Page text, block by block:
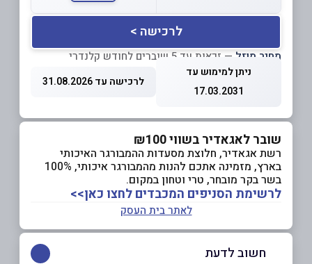
לרכישה >
מחיר מוזל — זכאות עד 5 שוברים לחודש קלנדרי
ניתן למימוש עד
17.03.2031
לרכישה עד 31.08.2026
שובר לאגאדיר בשווי ₪100
רשת אגאדיר, חלוצת מסעדות ההמבורגר האיכותי
בארץ, מזמינה אתכם להנות מהמבורגר איכותי, 100%
בשר בקר מובחר, טרי וטחון במקום.
לרשימת הסניפים המכבדים לחצו כאן>>
לאתר בית העסק
חשוב לדעת